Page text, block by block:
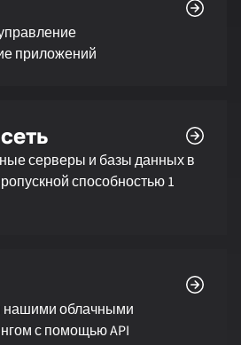
приложений
серверы и базы данных в
способностью 1
нашими облачными
с помощью API